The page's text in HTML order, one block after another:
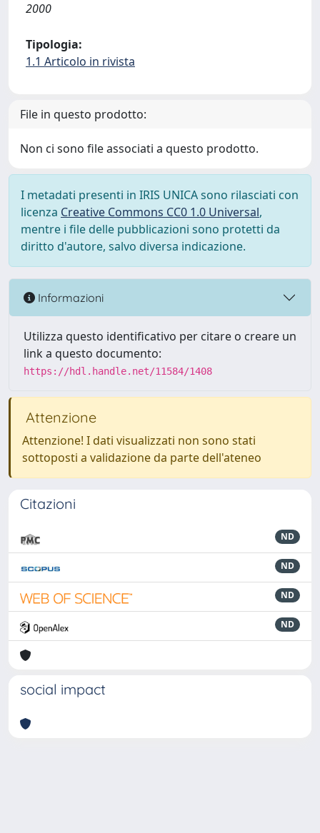
2000
Tipologia:
1.1 Articolo in rivista
File in questo prodotto:
Non ci sono file associati a questo prodotto.
I metadati presenti in IRIS UNICA sono rilasciati con
licenza Creative Commons CC0 1.0 Universal,
mentre i file delle pubblicazioni sono protetti da
diritto d'autore, salvo diversa indicazione.
Informazioni
Utilizza questo identificativo per citare o creare un
link a questo documento:
https://hdl.handle.net/11584/1408
Attenzione
Attenzione! I dati visualizzati non sono stati
sottoposti a validazione da parte dell'ateneo
Citazioni
ND
ND
ND
ND
social impact